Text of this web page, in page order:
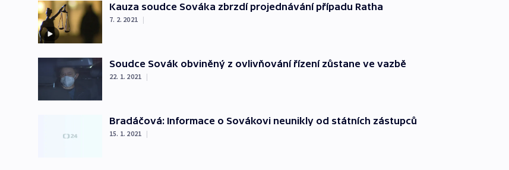
Kauza soudce Sováka zbrzdí projednávání případu Ratha
7. 2. 2021 |
Soudce Sovák obviněný z ovlivňování řízení zůstane ve vazbě
22. 1. 2021 |
Bradáčová: Informace o Sovákovi neunikly od státních zástupců
15. 1. 2021 |